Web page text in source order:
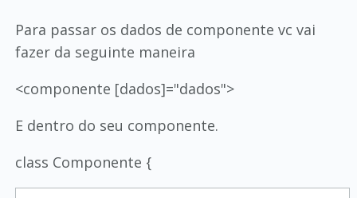
Para passar os dados de componente vc vai
fazer da seguinte maneira
<componente [dados]="dados">
E dentro do seu componente.
class Componente {